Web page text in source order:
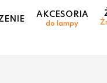
AKCESORIA
do lampy